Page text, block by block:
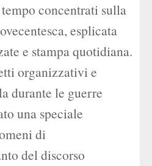
concentrati sulla
esplicata
e stampa quotidiana.
organizzativi e
durante le guerre
una speciale
di
del discorso